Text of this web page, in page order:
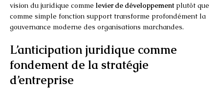
vision du juridique comme levier de développementplutôt que
comme simple fonction support transforme profondément la
gouvernance moderne des organisations marchandes.
L’anticipation juridique comme
fondement de la stratégie
d’entreprise